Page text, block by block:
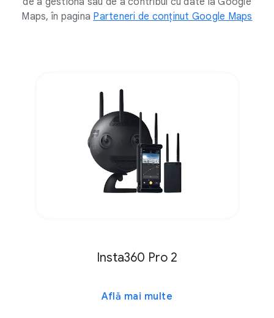
Maps, în pagina Parteneri de conținut Google Maps
Insta360 Pro 2
Află mai multe